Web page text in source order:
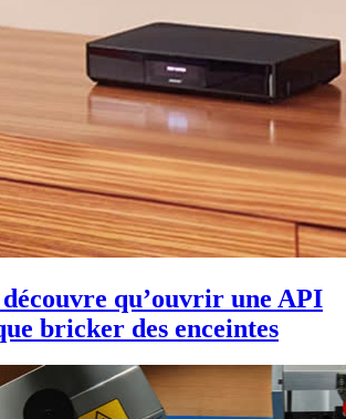
découvre qu’ouvrir une API
bricker des enceintes